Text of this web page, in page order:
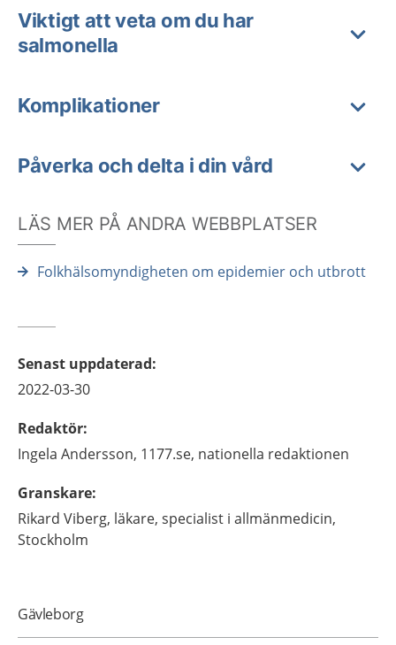
Viktigt att veta om du har
salmonella
Komplikationer
Påverka och delta i din vård
LÄS MER PÅ ANDRA WEBBPLATSER
Folkhälsomyndigheten om epidemier och utbrott
Senast uppdaterad:
2022-03-30
Redaktör:
Ingela Andersson, 1177.se, nationella redaktionen
Granskare:
Rikard Viberg, läkare, specialist i allmänmedicin,
Stockholm
Gävleborg